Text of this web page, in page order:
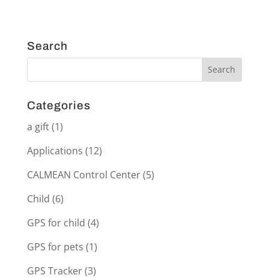
Search
Categories
a gift(1)
Applications (12)
CALMEAN Control Center(5)
Child (6)
GPS for child (4)
GPS for pets (1)
GPS Tracker(3)